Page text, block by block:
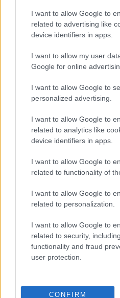
I want to allow Google to
related to advertising like
device identifiers in apps.
I want to allow my user
Google for online
I want to allow Google to
personalized advertising.
I want to allow Google to
related to analytics like
device identifiers in apps.
I want to allow Google to
related to functionality of
I want to allow Google to
related to personalization.
I want to allow Google to
related to security,
functionality and fraud
user protection.
CONFIRM